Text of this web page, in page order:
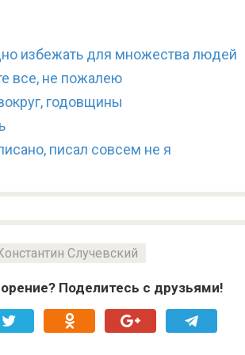
избежать для множества людей
все, не пожалею
годовщины
писал совсем не я
Случевский
Поделитесь с друзьями!